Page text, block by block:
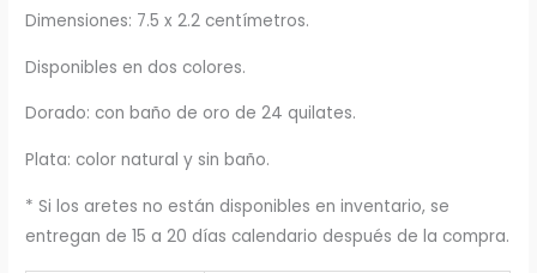
Dimensiones: 7.5 x 2.2 centímetros.
Disponibles en dos colores.
Dorado: con baño de oro de 24 quilates.
Plata: color natural y sin baño.
* Si los aretes no están disponibles en inventario, se
entregan de 15 a 20 días calendario después de la compra.